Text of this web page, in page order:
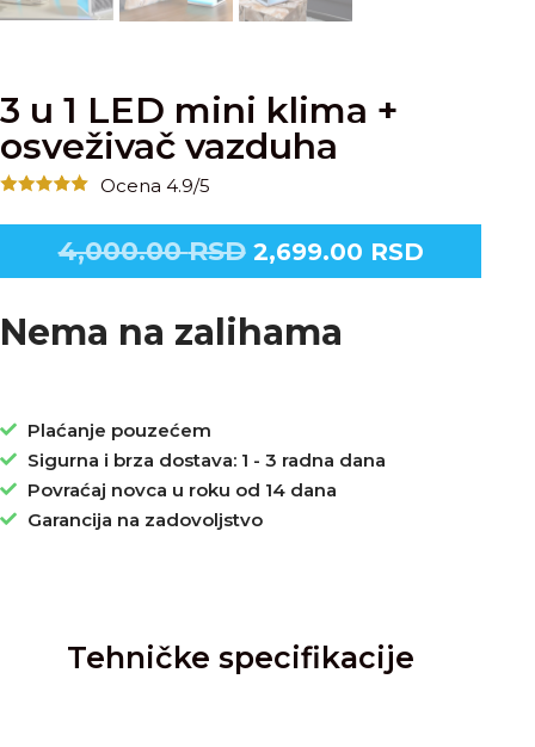
3 u 1 LED mini klima +
osveživač vazduha
Ocena 4.9/5
4,000.00RSD 2,699.00 RSD
Nema na zalihama
Plaćanje pouzećem
Sigurna i brza dostava: 1 - 3 radna dana
Povraćaj novca u roku od 14 dana
Garancija na zadovoljstvo
Tehničke specifikacije